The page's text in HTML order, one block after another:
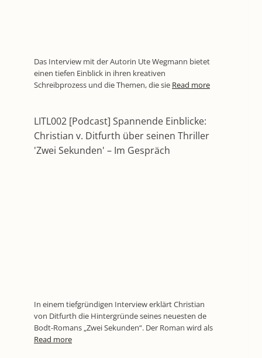
Das Interview mit der Autorin Ute Wegmann bietet
einen tiefen Einblick in ihren kreativen
Schreibprozess und die Themen, die sie Read more
LITL002 [Podcast] Spannende Einblicke:
Christian v. Ditfurth über seinen Thriller
'Zwei Sekunden' – Im Gespräch
In einem tiefgründigen Interview erklärt Christian
von Ditfurth die Hintergründe seines neuesten de
Bodt-Romans „Zwei Sekunden“. Der Roman wird als
Read more